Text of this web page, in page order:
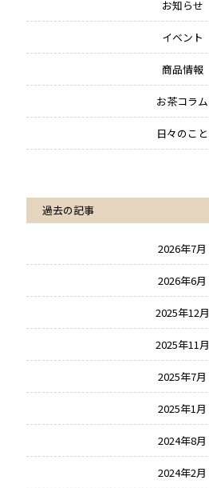
お知らせ
イベント
商品情報
お茶コラム
日々のこと
過去の記事
2026年7月
2026年6月
2025年12月
2025年11月
2025年7月
2025年1月
2024年8月
2024年2月